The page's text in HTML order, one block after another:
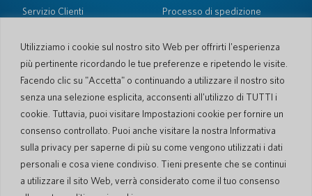
Utilizziamo i cookie sul nostro sito Web per offrirti l'esperienza
più pertinente ricordando le tue preferenze e ripetendo le visite.
Facendo clic su "Accetta" o continuando a utilizzare il nostro sito
senza una selezione esplicita, acconsenti all'utilizzo di TUTTI i
cookie. Tuttavia, puoi visitare Impostazioni cookie per fornire un
consenso controllato. Puoi anche visitare la nostra Informativa
sulla privacy per saperne di più su come vengono utilizzati i dati
personali e cosa viene condiviso. Tieni presente che se continui
a utilizzare il sito Web, verrà considerato come il tuo consenso
Servizio Clienti
Processo di spedizione
Sicurezza PocketTalk
Contattaci
Richiesta Vendite aziendali
Gestione dei Cookie
Impostazioni dei cookie
Dichiarazione sulla privacy
Condizioni d'uso del sito web